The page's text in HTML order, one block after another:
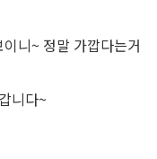
니~ 정말 가깝다는거
니다~